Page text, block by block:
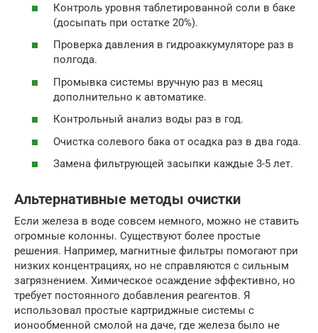
Контроль уровня таблетированной соли в баке
(досыпать при остатке 20%).
Проверка давления в гидроаккумуляторе раз в
полгода.
Промывка системы вручную раз в месяц
дополнительно к автоматике.
Контрольный анализ воды раз в год.
Очистка солевого бака от осадка раз в два года.
Замена фильтрующей засыпки каждые 3-5 лет.
Альтернативные методы очистки
Если железа в воде совсем немного, можно не ставить
огромные колонны. Существуют более простые
решения. Например, магнитные фильтры помогают при
низких концентрациях, но не справляются с сильным
загрязнением. Химическое осаждение эффективно, но
требует постоянного добавления реагентов. Я
использовал простые картриджные системы с
ионообменной смолой на даче, где железа было не